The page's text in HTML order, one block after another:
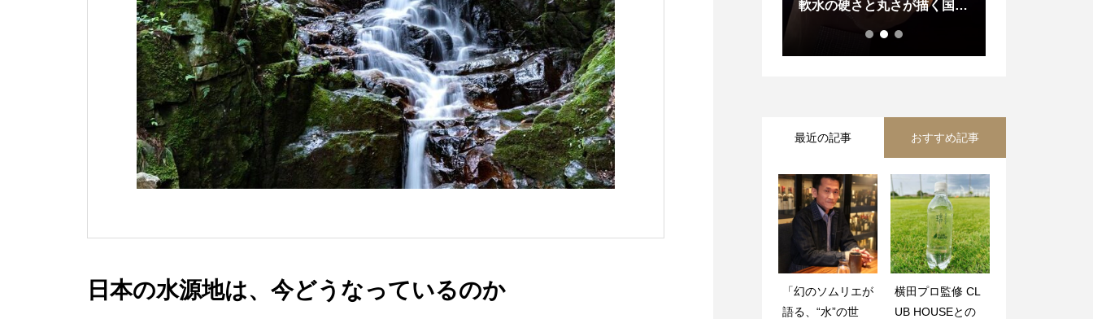
日本の水源地は、今どうなっているのか
水”へ エレヴァージュ サー
ドのソムリエ 吉田岳史
氏、“みずのみず”顧問・監修
に就任
Eに希少な天然水の提供開始
軟水の硬さと丸さが描く国の
文化の違い」
水”へ エレヴァージュ サー
最近の記事 おすすめ記事
「幻のソムリエが
語る、“水”の世
横田プロ監修 CL
UB HOUSEとの
水資源は油田？水
の本当の価値とは
ふるさと納税
で”みずのみず”を